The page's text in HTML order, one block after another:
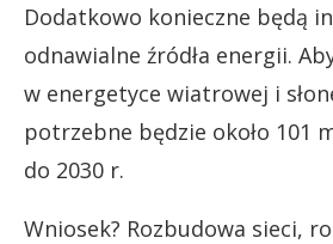
Dodatkowo konieczne będą
odnawialne źródła energii.
w energetyce wiatrowej i
potrzebne będzie około 101
do 2030 r.
Wniosek? Rozbudowa sieci,